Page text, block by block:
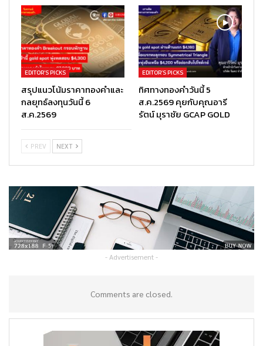
EDITOR’S PICKS
สรุปแนวโน้มราคาทองคำและ
กลยุทธ์ลงทุนวันนี้ 6
ส.ค.2569
EDITOR’S PICKS
ทิศทางทองคำวันนี้ 5
ส.ค.2569 คุยกับคุณอารี
รัตน์ มุราชัย GCAP GOLD
PREV NEXT
- Advertisement -
Comments are closed.